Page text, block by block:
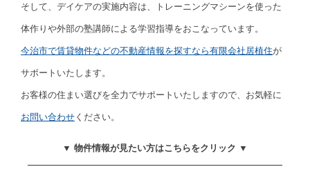
そして、デイケアの実施内容は、トレーニングマシーンを使った
体作りや外部の塾講師による学習指導をおこなっています。
今治市で賃貸物件などの不動産情報を探すなら有限会社居植住が
サポートいたします。
お客様の住まい選びを全力でサポートいたしますので、お気軽に
お問い合わせ ください。
▼ 物件情報が見たい方はこちらをクリック ▼